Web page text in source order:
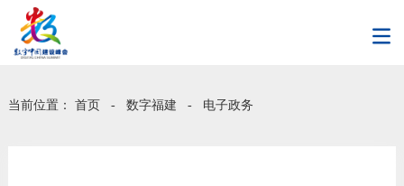
当前位置： 首页 - 数字福建 - 电子政务